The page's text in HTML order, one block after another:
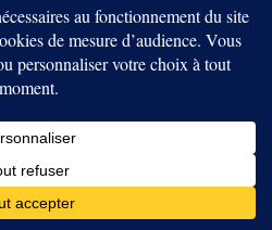
et sociaux. En clair,
rentable pour l’État, pas
sur